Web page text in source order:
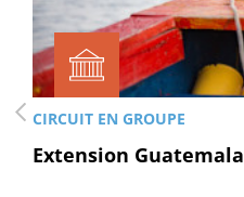
CIRCUIT EN GROUPE
Extension Guatemala